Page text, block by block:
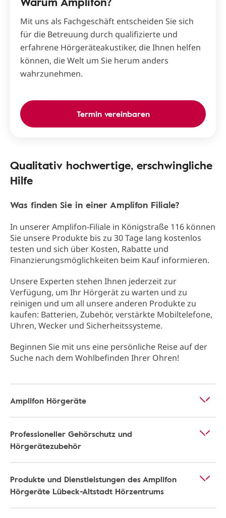
Mit uns als Fachgeschäft entscheiden Sie sich
für die Betreuung durch qualifizierte und
erfahrene Hörgeräteakustiker, die Ihnen helfen
können, die Welt um Sie herum anders
wahrzunehmen.
Termin vereinbaren
Qualitativ hochwertige, erschwingliche
Hilfe
Was finden Sie in einer Amplifon Filiale?
In unserer Amplifon-Filiale in Königstraße 116 können
Sie unsere Produkte bis zu 30 Tage lang kostenlos
testen und sich über Kosten, Rabatte und
Finanzierungsmöglichkeiten beim Kauf informieren.
Unsere Experten stehen Ihnen jederzeit zur
Verfügung, um Ihr Hörgerät zu warten und zu
reinigen und um all unsere anderen Produkte zu
kaufen: Batterien, Zubehör, verstärkte Mobiltelefone,
Uhren, Wecker und Sicherheitssysteme.
Beginnen Sie mit uns eine persönliche Reise auf der
Suche nach dem Wohlbefinden Ihrer Ohren!
Amplifon Hörgeräte
Professioneller Gehörschutz und
Hörgerätezubehör
Produkte und Dienstleistungen des Amplifon
Hörgeräte Lübeck-Altstadt Hörzentrums